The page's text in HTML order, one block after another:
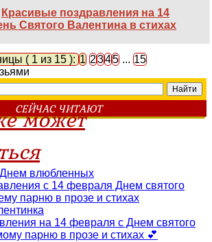
Красивые поздравления на 14
Святого Валентина в стихах
( 1 из 15 ):1 2345 ... 15
СЕЙЧАС ЧИТАЮТ
может
с 14 февраля Днем святого
парню в прозе и стихах
на 14 февраля с Днем святого
парню в прозе и стихах 💕